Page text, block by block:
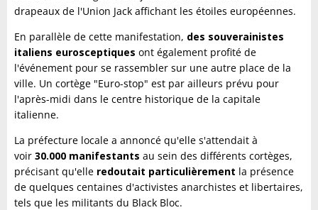
drapeaux de l'Union Jack affichant les étoiles européennes.
En parallèle de cette manifestation, des souverainistes
italiens eurosceptiques ont également profité de
l'événement pour se rassembler sur une autre place de la
ville. Un cortège "Euro-stop" est par ailleurs prévu pour
l'après-midi dans le centre historique de la capitale
italienne.
La préfecture locale a annoncé qu'elle s'attendait à
voir 30.000 manifestants au sein des différents cortèges,
précisant qu'elle redoutait particulièrement la présence
de quelques centaines d'activistes anarchistes et libertaires,
tels que les militants du Black Bloc.